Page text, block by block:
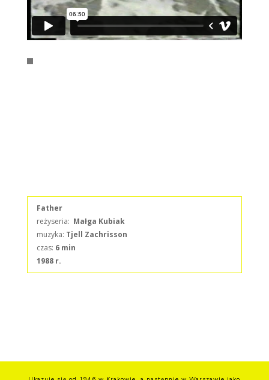
Father
reżyseria: Małga Kubiak
muzyka: Tjell Zachrisson
czas: 6 min
1988 r.